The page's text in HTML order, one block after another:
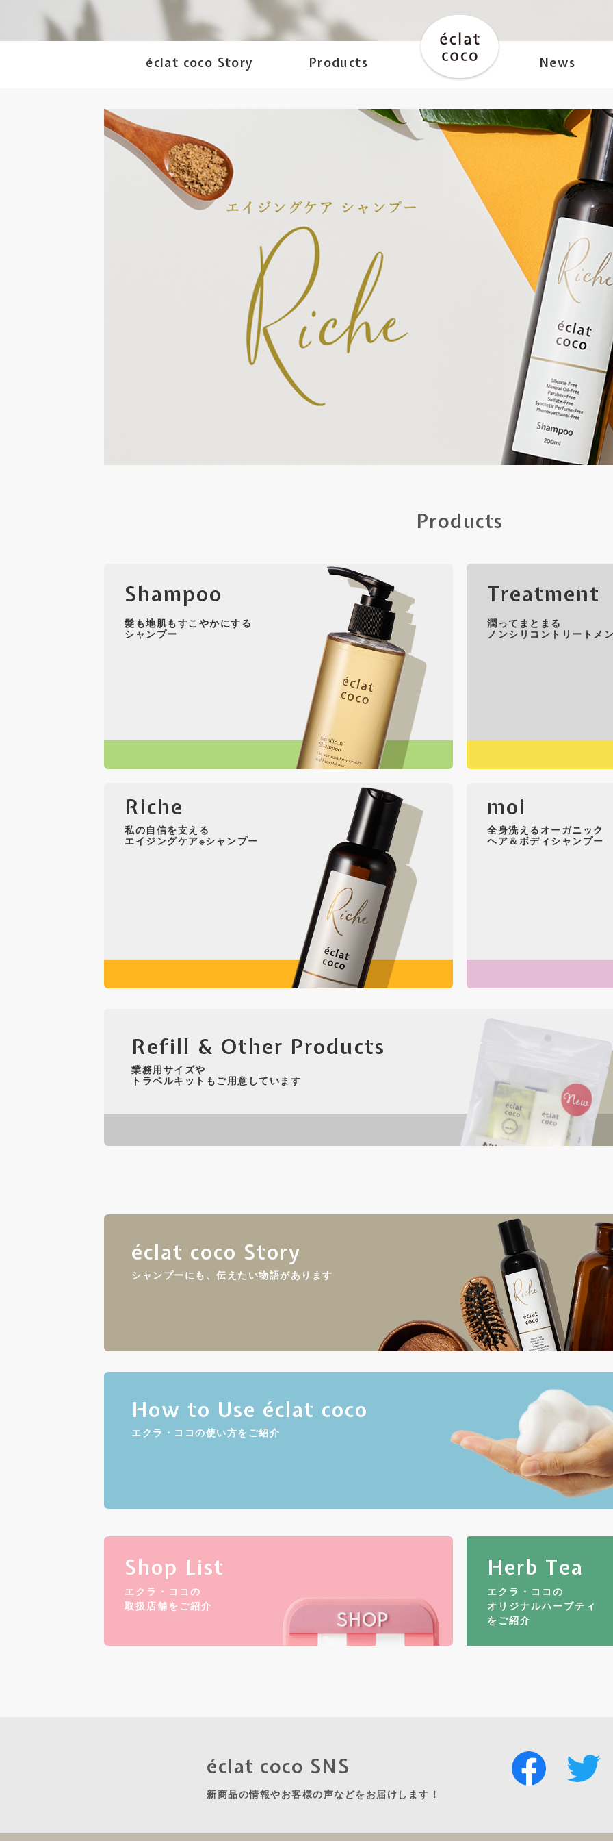
éclat coco Story Products News
Products
Shampoo
髮も地肌もすこやかにする
シャンプー
Treatment
潤ってまとまる
ノンシリコントリートメ
Riche
私の自信を支える
エイジングケア※シャンプー
moi
全身洗えるオーガニック
ヘア＆ボディシャンプー
Refill & Other Products
業務用サイズや
トラベルキットもご用意しています
éclat coco Story
シャンプーにも、伝えたい物語があります
How to Use éclat coco
エクラ・ココの使い方をご紹介
Shop List
エクラ・ココの
取扱店舗をご紹介
Herb Tea
エクラ・ココの
オリジナルハーブティ
をご紹介
éclat coco SNS
新商品の情報やお客様の声などをお届けします！